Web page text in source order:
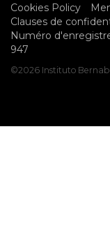
Cookies Policy
Clauses de
Numéro
947
©2026 Instituto